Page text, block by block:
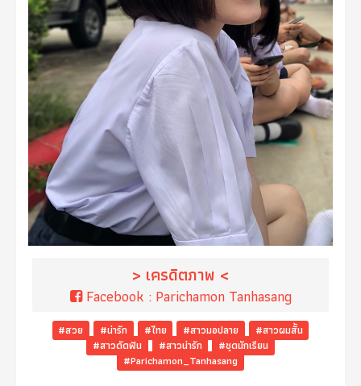
> เครดิตภาพ <
Facebook : Parichamon Tanhasang
#สวย #น่ารัก #ไทย #สาวมอปลาย
#สาวผมสั้น
#สาวดัดฟัน
#สาวน่ารัก
#ชุดนักเรียน
#Parichamon_Tanhasang